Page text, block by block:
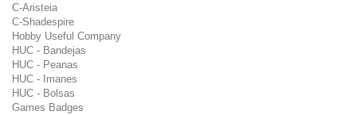
C-Aristeia
C-Shadespire
Hobby Useful Company
HUC - Bandejas
HUC - Peanas
HUC - Imanes
HUC - Bolsas
Games Badges